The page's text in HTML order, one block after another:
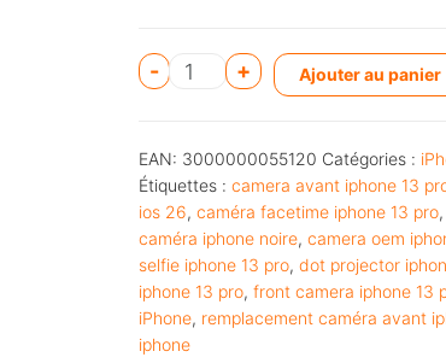
- + Ajouter au panier
EAN: 3000000055120 Catégories :
Étiquettes : camera avant iphone 13
ios 26, caméra facetime iphone 13 pro,
caméra iphone noire, camera oem
selfie iphone 13 pro, dot projector
iphone 13 pro, front camera iphone 13
iPhone, remplacement caméra avant
iphone